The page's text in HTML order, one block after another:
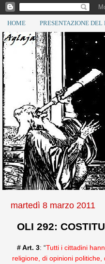
HOME PRESENTAZIONE DEL
martedì 8 marzo 2011
OLI 292:
# Art. 3: “Tutti i cittadini
religione, di opinioni politiche,